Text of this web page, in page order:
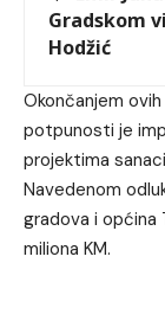
Gradskom
Hodžić
Okončanjem
potpunosti je
projektima
Navedenom
gradova i općina
miliona KM.